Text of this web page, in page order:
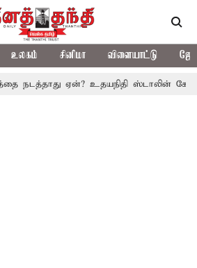
உலகம் சினிமா விளையாட்டு
ஏன்? உதயநிதி ஸ்டாலின் கேள்வி